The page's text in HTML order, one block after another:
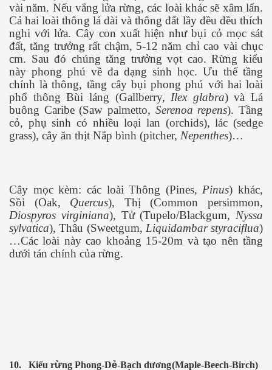
vài năm. Nếu vắng lửa rừng, các loài khác sẽ xâm lấn.
Cả hai loài thông lá dài và thông đất lầy đều đều thích
nghi với lửa. Cây con xuất hiện như bụi cỏ mọc sát
đất, tăng trưởng rất chậm, 5-12 năm chỉ cao vài chục
cm. Sau đó chúng tăng trưởng vọt cao. Rừng kiểu
này phong phú về đa dạng sinh học. Ưu thế tầng
chính là thông, tầng cây bụi phong phú với hai loài
phổ thông Bùi láng (Gallberry, Ilex glabra) và Lá
buông Caribe (Saw palmetto, Serenoa repens). Tầng
cỏ, phụ sinh có nhiều loại lan (orchids), lác (sedge
grass), cây ăn thịt Nắp bình (pitcher, Nepenthes)…
Cây mọc kèm: các loài Thông (Pines,Pinus) khác,
Sồi (Oak, Quercus), Thị (Common persimmon,
Diospyros virginiana), Tử (Tupelo/Blackgum, Nyssa
sylvatica), Thâu (Sweetgum, Liquidambar styraciflua)
…Các loài này cao khoảng 15-20m và tạo nên tầng
dưới tán chính của rừng.
10. Kiểu rừng Phong-Dẻ-Bạch dương(Maple-Beech-Birch)